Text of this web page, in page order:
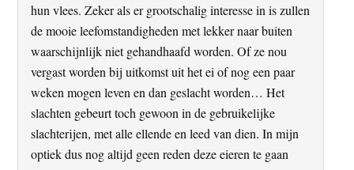
hun vlees. Zeker als er grootschalig interesse in is zullen
de mooie leefomstandigheden met lekker naar buiten
waarschijnlijk niet gehandhaafd worden. Of ze nou
vergast worden bij uitkomst uit het ei of nog een paar
weken mogen leven en dan geslacht worden… Het
slachten gebeurt toch gewoon in de gebruikelijke
slachterijen, met alle ellende en leed van dien. In mijn
optiek dus nog altijd geen reden deze eieren te gaan